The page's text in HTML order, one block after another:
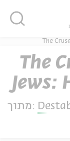
נוער
The
The
Jews:
in
pre-
מתוך: